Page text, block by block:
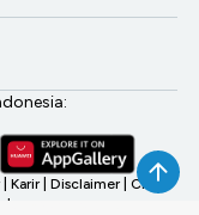
Karir Disclaimer CNBC